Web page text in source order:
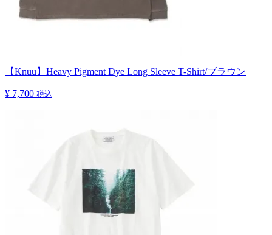
【Knuu】Heavy Pigment Dye Long Sleeve T-Shirt/ブラウン
¥ 7,700 税込